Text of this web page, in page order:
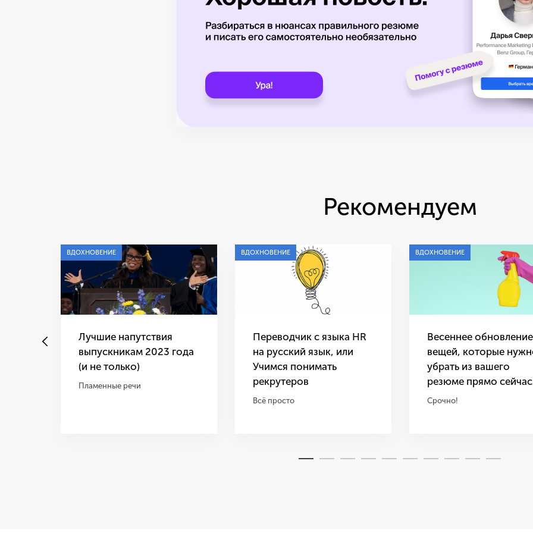
Рекомендуем
ВДОХНОВЕНИЕ
Лучшие напутствия
выпускникам 2023 года
(и не только)
Пламенные речи
ВДОХНОВЕНИЕ
Переводчик с языка HR
на русский язык, или
Учимся понимать
рекрутеров
Всё просто
ВДОХНОВЕНИЕ
Весеннее
вещей, которые
убрать из вашего
резюме прямо сейчас
Срочно!